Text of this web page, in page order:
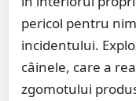
pericol pentru
incidentului.
câinele, care a
zgomotului